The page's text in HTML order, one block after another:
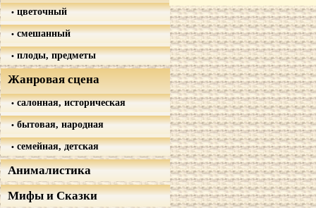
цветочный
смешанный
плоды, предметы
Жанровая сцена
салонная, историческая
бытовая, народная
семейная, детская
Анималистика
Мифы и Сказки